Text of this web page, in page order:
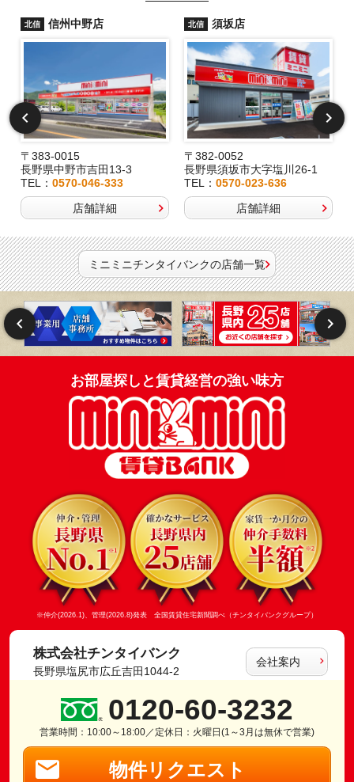
北信 信州中野店
〒383-0015
長野県中野市吉田13-3
TEL： 0570-046-333
店舗詳細
北信 須坂店
〒382-0052
長野県須坂市大字塩川26-1
TEL：0570-023-636
店舗詳細
ミニミニチンタイバンクの店舗一覧
お部屋探しと賃貸経営の強い味方
※仲介(2026.1)、管理(2026.8)発表 全国賃貸住宅新聞調べ（チンタイバンクグループ）
株式会社チンタイバンク
長野県塩尻市広丘吉田1044-2
会社案内
0120-60-3232
営業時間：10:00～18:00／定休日：火曜日(1～3月は無休で営業)
物件リクエスト